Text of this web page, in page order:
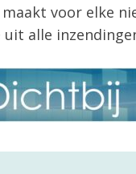
voor elke
uit alle